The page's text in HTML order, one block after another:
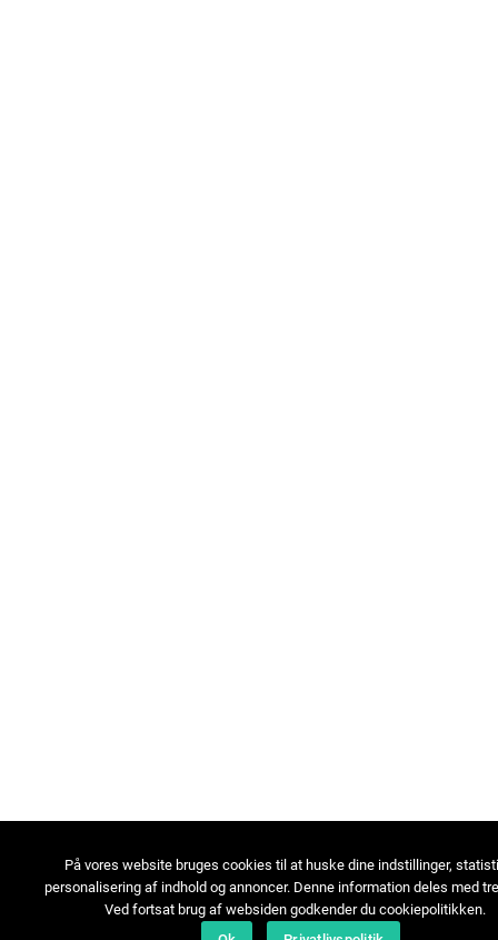
På vores website bruges cookies til at huske dine indstillinger,
personalisering af indhold og annoncer. Denne information deles med
Ved fortsat brug af websiden godkender du cookiepolitikken.